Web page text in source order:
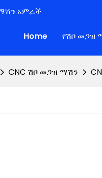
አምራች
Home የሽቦ መጋዝ
CNC ሽቦ መጋዝ ማሽን